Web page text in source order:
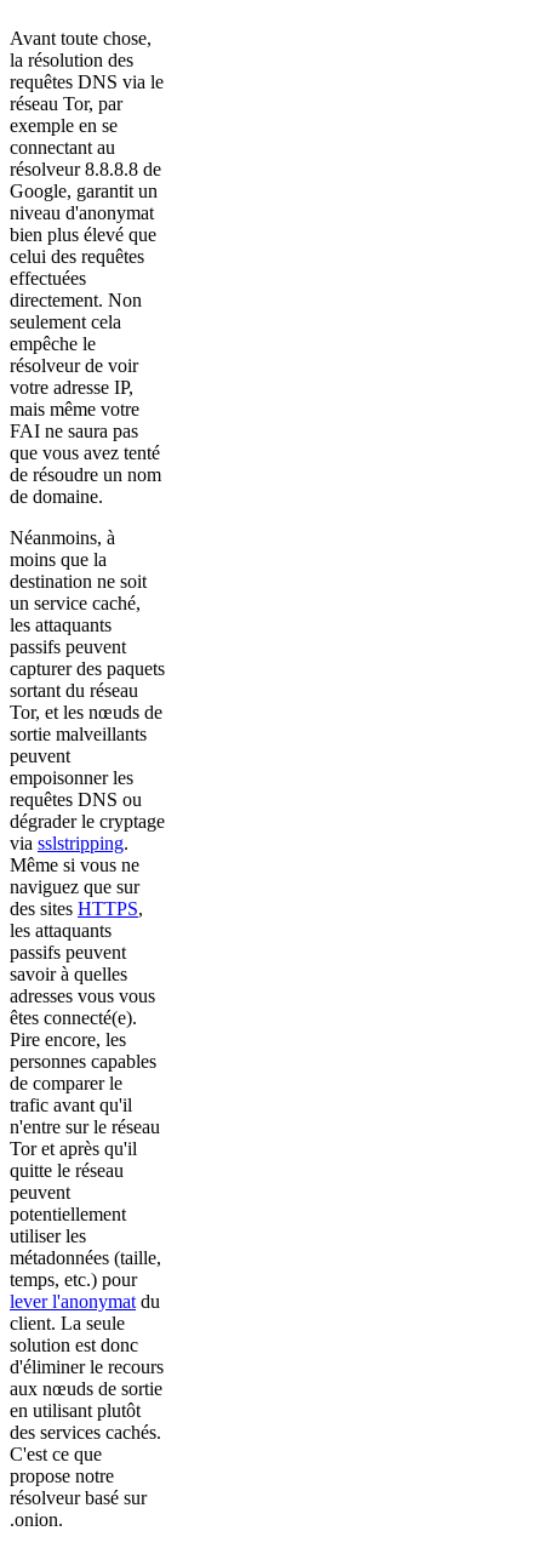
Avant toute chose,
la résolution des
requêtes DNS via le
réseau Tor, par
exemple en se
connectant au
résolveur 8.8.8.8 de
Google, garantit un
niveau d'anonymat
bien plus élevé que
celui des requêtes
effectuées
directement. Non
seulement cela
empêche le
résolveur de voir
votre adresse IP,
mais même votre
FAI ne saura pas
que vous avez tenté
de résoudre un nom
de domaine.
Néanmoins, à
moins que la
destination ne soit
un service caché,
les attaquants
passifs peuvent
capturer des paquets
sortant du réseau
Tor, et les nœuds de
sortie malveillants
peuvent
empoisonner les
requêtes DNS ou
dégrader le cryptage
via sslstripping.
Même si vous ne
naviguez que sur
des sites HTTPS,
les attaquants
passifs peuvent
savoir à quelles
adresses vous vous
êtes connecté(e).
Pire encore, les
personnes capables
de comparer le
trafic avant qu'il
n'entre sur le réseau
Tor et après qu'il
quitte le réseau
peuvent
potentiellement
utiliser les
métadonnées (taille,
temps, etc.) pour
lever l'anonymat du
client. La seule
solution est donc
d'éliminer le recours
aux nœuds de sortie
en utilisant plutôt
des services cachés.
C'est ce que
propose notre
résolveur basé sur
.onion.